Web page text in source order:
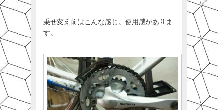
乗せ変え前はこんな感じ。使用感がありま
す。